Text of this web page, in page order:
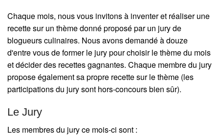
Chaque mois, nous vous invitons à inventer et réaliser une
recette sur un thème donné proposé par un jury de
blogueurs culinaires. Nous avons demandé à douze
d'entre vous de former le jury pour choisir le thème du mois
et décider des recettes gagnantes. Chaque membre du jury
propose également sa propre recette sur le thème (les
participations du jury sont hors-concours bien sûr).
Le Jury
Les membres du jury ce mois-ci sont :